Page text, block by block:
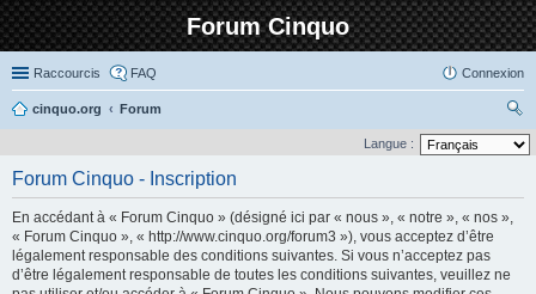
Forum Cinquo
Raccourcis FAQ Connexion
cinquo.org
Forum
ec
ch
er
Langue :
Forum Cinquo - Inscription
En accédant à « Forum Cinquo » (désigné ici par « nous », « notre », « nos »,
« Forum Cinquo », « http://www.cinquo.org/forum3 »), vous acceptez d’être
légalement responsable des conditions suivantes. Si vous n’acceptez pas
d’être légalement responsable de toutes les conditions suivantes, veuillez ne